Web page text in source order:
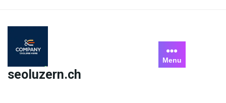
content
seoluzern.ch
Menu